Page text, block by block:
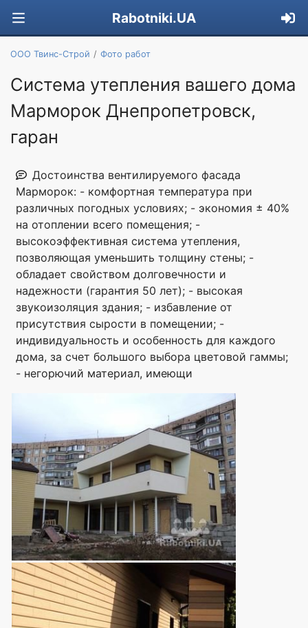
Rabotniki.UA
ООО Твинс-Строй Фото работ
Система утепления вашего дома
Марморок Днепропетровск,
гаран
Достоинства вентилируемого фасада
Марморок: - комфортная температура при
различных погодных условиях; - экономия ± 40%
на отоплении всего помещения; -
высокоэффективная система утепления,
позволяющая уменьшить толщину стены; -
обладает свойством долговечности и
надежности (гарантия 50 лет); - высокая
звукоизоляция здания; - избавление от
присутствия сырости в помещении; -
индивидуальность и особенность для каждого
дома, за счет большого выбора цветовой гаммы;
- негорючий материал, имеющи